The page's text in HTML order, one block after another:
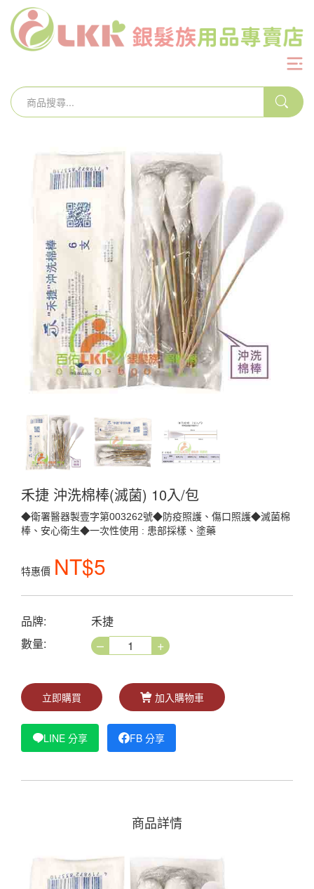
禾捷 沖洗棉棒(滅菌) 10入/包
◆衛署醫器製壹字第003262號◆防疫照護、傷口照護◆滅菌棉
棒、安心衛生◆一次性使用 : 患部採樣、塗藥
特惠價 NT$5
品牌:
禾捷
數量:
– +
立即購買 加入購物車
LINE 分享 FB 分享
商品詳情